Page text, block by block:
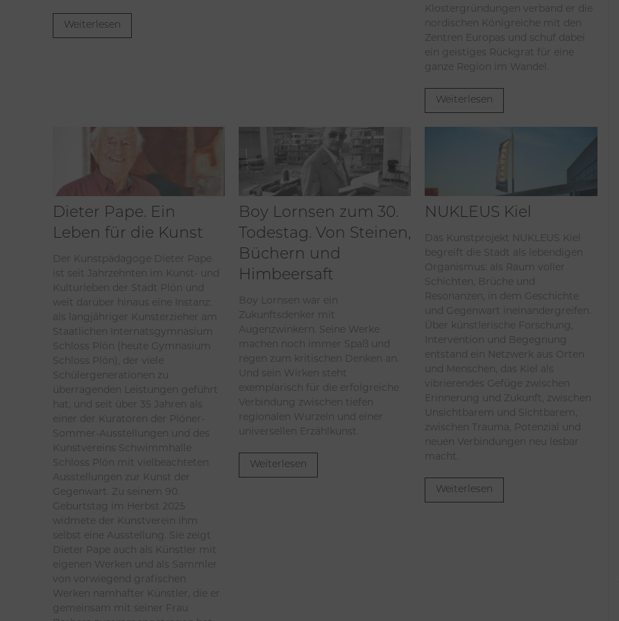
Weiterlesen
Klostergründungen verband er die
nordischen Königreiche mit den
Zentren Europas und schuf dabei
ein geistiges Rückgrat für eine
ganze Region im Wandel.
Weiterlesen
Dieter Pape. Ein
Leben für die Kunst
Der Kunstpädagoge Dieter Pape
ist seit Jahrzehnten im Kunst- und
Kulturleben der Stadt Plön und
weit darüber hinaus eine Instanz:
als langjähriger Kunsterzieher am
Staatlichen Internatsgymnasium
Schloss Plön (heute Gymnasium
Schloss Plön), der viele
Schülergenerationen zu
überragenden Leistungen geführt
hat, und seit über 35 Jahren als
einer der Kuratoren der Plöner-
Sommer-Ausstellungen und des
Kunstvereins Schwimmhalle
Schloss Plön mit vielbeachteten
Ausstellungen zur Kunst der
Gegenwart. Zu seinem 90.
Geburtstag im Herbst 2025
widmete der Kunstverein ihm
selbst eine Ausstellung. Sie zeigt
Dieter Pape auch als Künstler mit
eigenen Werken und als Sammler
von vorwiegend grafischen
Werken namhafter Künstler, die er
gemeinsam mit seiner Frau
Boy Lornsen zum 30.
Todestag. Von Steinen,
Büchern und
Himbeersaft
Boy Lornsen war ein
Zukunftsdenker mit
Augenzwinkern. Seine Werke
machen noch immer Spaß und
regen zum kritischen Denken an.
Und sein Wirken steht
exemplarisch für die erfolgreiche
Verbindung zwischen tiefen
regionalen Wurzeln und einer
universellen Erzählkunst.
Weiterlesen
NUKLEUS Kiel
Das Kunstprojekt NUKLEUS Kiel
begreift die Stadt als lebendigen
Organismus: als Raum voller
Schichten, Brüche und
Resonanzen, in dem Geschichte
und Gegenwart ineinandergreifen.
Über künstlerische Forschung,
Intervention und Begegnung
entstand ein Netzwerk aus Orten
und Menschen, das Kiel als
vibrierendes Gefüge zwischen
Erinnerung und Zukunft, zwischen
Unsichtbarem und Sichtbarem,
zwischen Trauma, Potenzial und
neuen Verbindungen neu lesbar
macht.
Weiterlesen